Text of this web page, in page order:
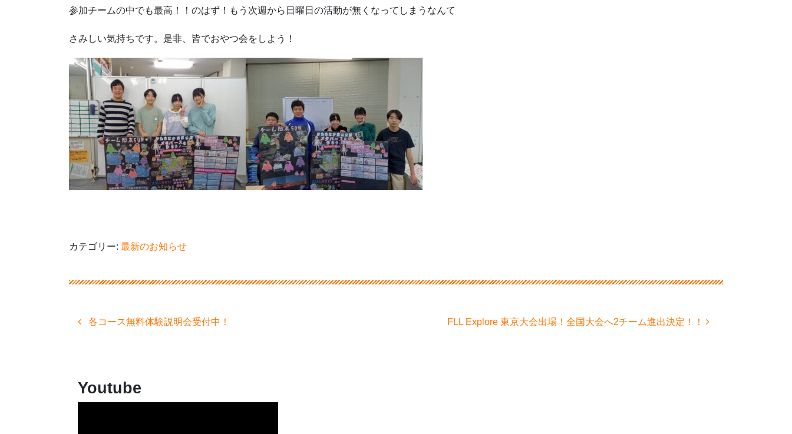
参加チームの中でも最高！！のはず！もう次週から日曜日の活動が無くなってしまうなんて
さみしい気持ちです。是非、皆でおやつ会をしよう！
カテゴリー: 最新のお知らせ
投
シ
ョ
各コース無料体験説明会受付中！ FLL Explore 東京大会出場！全国大会へ2チーム進出決定！！
Youtube